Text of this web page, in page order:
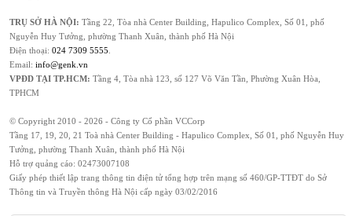
TRỤ SỞ HÀ NỘI: Tầng 22, Tòa nhà Center Building, Hapulico Complex, Số 01, phố
Nguyễn Huy Tưởng, phường Thanh Xuân, thành phố Hà Nội
Điện thoại: 024 7309 5555
Email: info@genk.vn
VPĐD TẠI TP.HCM: Tầng 4, Tòa nhà 123, số 127 Võ Văn Tần, Phường Xuân Hòa,
TPHCM
© Copyright 2010 - 2026 - Công ty Cổ phần VCCorp
Tầng 17, 19, 20, 21 Toà nhà Center Building - Hapulico Complex, Số 01, phố Nguyễn Huy
Tưởng, phường Thanh Xuân, thành phố Hà Nội
Hỗ trợ quảng cáo: 02473007108
Giấy phép thiết lập trang thông tin điện tử tổng hợp trên mạng số 460/GP-TTĐT do Sở
Thông tin và Truyền thông Hà Nội cấp ngày 03/02/2016